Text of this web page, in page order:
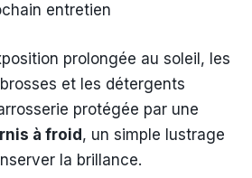
entretien
prolongée au soleil, les
et les détergents
protégée par une
à froid, un simple lustrage
la brillance.